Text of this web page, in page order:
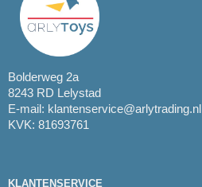
Bolderweg 2a
8243 RD Lelystad
E-mail: klantenservice@arlytrading.nl
KVK: 81693761
KLANTENSERVICE